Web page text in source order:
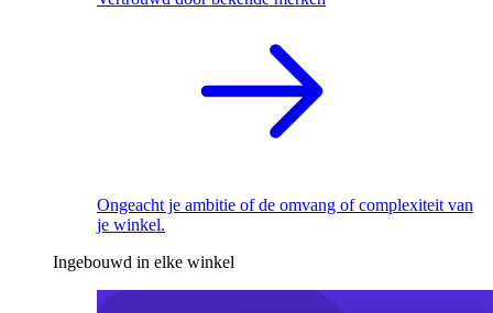
Ongeacht je ambitie of de omvang of complexiteit van
je winkel.
Ingebouwd in elke winkel